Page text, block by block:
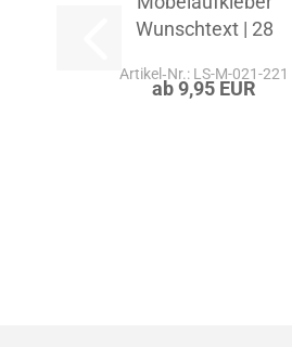
Wunschtext | 28
Artikel‑Nr.: LS-M-021-221
ab 9,95 EUR